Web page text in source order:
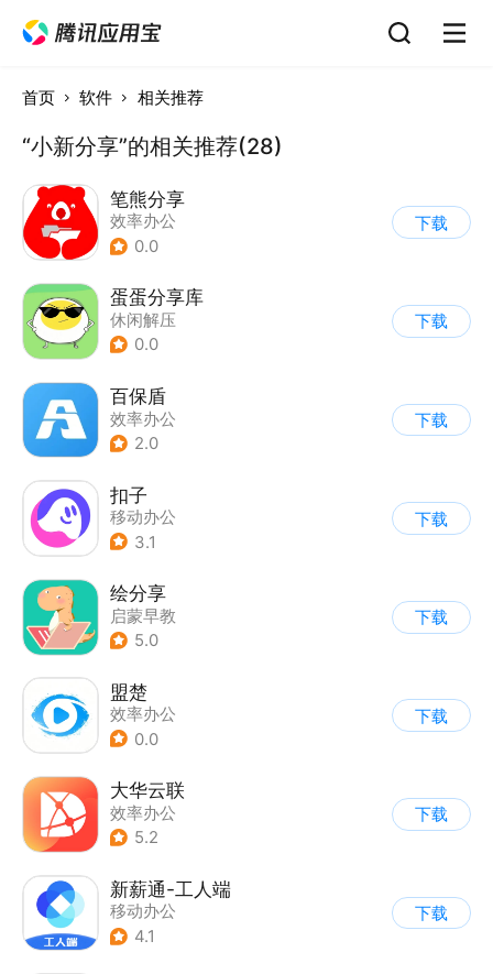
首页 软件 相关推荐
“小新分享”的相关推荐(28)
笔熊分享
效率办公
0.0
下载
蛋蛋分享库
休闲解压
0.0
下载
百保盾
效率办公
2.0
下载
扣子
移动办公
3.1
下载
绘分享
启蒙早教
5.0
下载
盟楚
效率办公
0.0
下载
大华云联
效率办公
5.2
下载
新薪通-工人端
移动办公
4.1
下载